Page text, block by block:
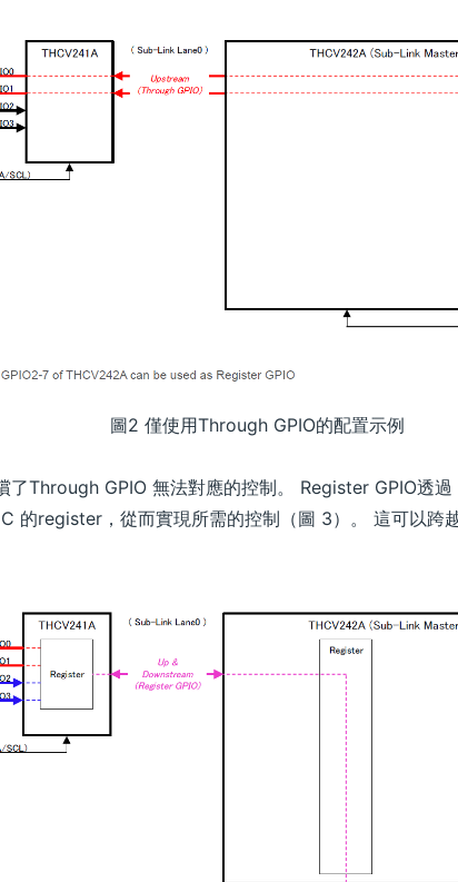
圖2 僅使用Through GPIO的配置示例
Through GPIO 無法對應的控制。 Register GPIO透過
的register，從而實現所需的控制（圖 3）。 這可以跨